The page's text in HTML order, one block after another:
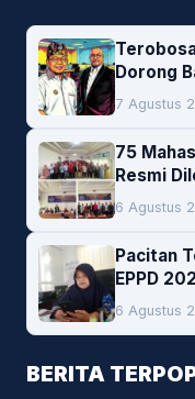
Dorong
7 Agustus
75
Resmi
Empat
6 Agustus
Pacitan
EPPD
6 Agustus
BERITA